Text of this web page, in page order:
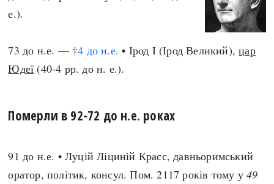
е.).
73 до н.е. — †4 до н.е. • Ірод I (Ірод Великий),цар
Юдеї (40-4 рр. до н. е.).
Померли в 92-72 до н.е. роках
91 до н.е. • Луцій Ліциній Красс, давньоримський
оратор, політик, консул. Пом. 2117 років тому у49